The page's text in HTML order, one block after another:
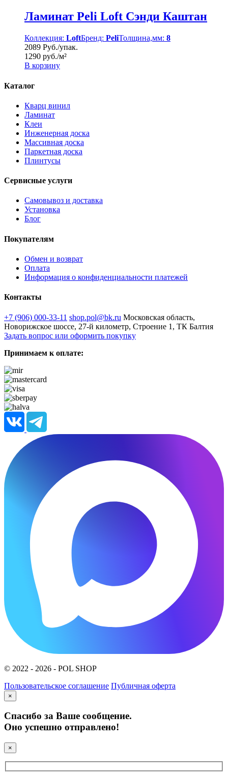
Ламинат Peli Loft Сэнди Каштан
Коллекция: LoftБренд: PeliТолщина,мм: 8
2089 Руб./упак.
1290 руб./м²
В корзину
Каталог
Кварц винил
Ламинат
Клеи
Инженерная доска
Массивная доска
Паркетная доска
Плинтусы
Сервисные услуги
Самовывоз и доставка
Установка
Блог
Покупателям
Обмен и возврат
Оплата
Информация о конфиденциальности платежей
Контакты
+7 (906) 000-33-11 shop.pol@bk.ru Московская область,
Новорижское шоссе, 27-й километр, Строение 1, ТК Балтия
Задать вопрос или оформить покупку
Принимаем к оплате:
© 2022 - 2026 - POL SHOP
Пользовательское соглашение Публичная оферта
×
Спасибо за Ваше сообщение.
Оно успешно отправлено!
×